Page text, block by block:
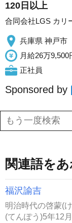
120日以上
合同会社LGS カリ
兵庫県 神戸市
月給26万
正社員
Sponsored by
関連語を
福沢諭吉
明治時代の啓蒙(
(てんぽう)5年12